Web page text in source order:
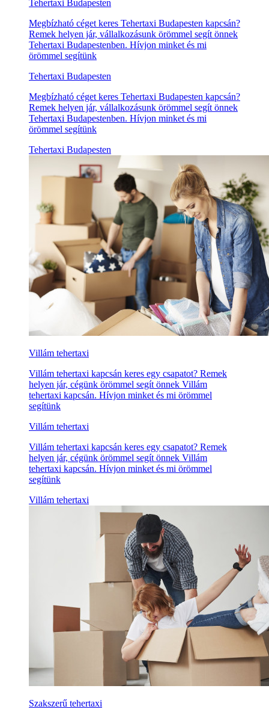
Tehertaxi Budapesten
Megbízható céget keres Tehertaxi Budapesten kapcsán?
Remek helyen jár, vállalkozásunk örömmel segít önnek
Tehertaxi Budapestenben. Hívjon minket és mi
örömmel segítünk
Tehertaxi Budapesten
Megbízható céget keres Tehertaxi Budapesten kapcsán?
Remek helyen jár, vállalkozásunk örömmel segít önnek
Tehertaxi Budapestenben. Hívjon minket és mi
örömmel segítünk
Tehertaxi Budapesten
Villám tehertaxi
Villám tehertaxi kapcsán keres egy csapatot? Remek
helyen jár, cégünk örömmel segít önnek Villám
tehertaxi kapcsán. Hívjon minket és mi örömmel
segítünk
Villám tehertaxi
Villám tehertaxi kapcsán keres egy csapatot? Remek
helyen jár, cégünk örömmel segít önnek Villám
tehertaxi kapcsán. Hívjon minket és mi örömmel
segítünk
Villám tehertaxi
Szakszerű tehertaxi